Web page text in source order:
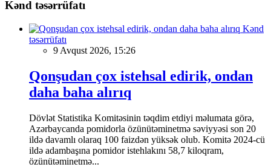
Kənd təsərrüfatı
Kənd
təsərrüfatı
9 Avqust 2026, 15:26
Qonşudan çox istehsal edirik, ondan
daha baha alırıq
Dövlət Statistika Komitəsinin təqdim etdiyi məlumata görə,
Azərbaycanda pomidorla özünütəminetmə səviyyəsi son 20
ildə davamlı olaraq 100 faizdən yüksək olub. Komitə 2024-cü
ildə adambaşına pomidor istehlakını 58,7 kiloqram,
özünütəminetmə...